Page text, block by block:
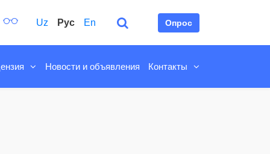
Uz Рус En Опрос
Новости и объявления Контакты